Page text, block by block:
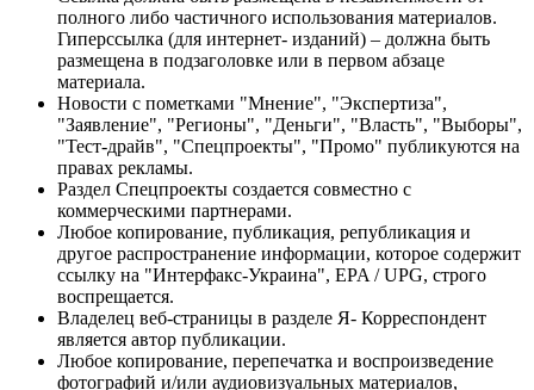
полного либо частичного использования материалов.
Гиперссылка (для интернет- изданий) – должна быть
размещена в подзаголовке или в первом абзаце
материала.
Новости с пометками "Мнение", "Экспертиза",
"Заявление", "Регионы", "Деньги", "Власть", "Выборы",
"Тест-драйв", "Спецпроекты", "Промо" публикуются на
правах рекламы.
Раздел Спецпроекты создается совместно с
коммерческими партнерами.
Любое копирование, публикация, републикация и
другое распространение информации, которое содержит
ссылку на "Интерфакс-Украина", EPA / UPG, строго
воспрещается.
Владелец веб-страницы в разделе Я- Корреспондент
является автор публикации.
Любое копирование, перепечатка и воспроизведение
фотографий и/или аудиовизуальных материалов,